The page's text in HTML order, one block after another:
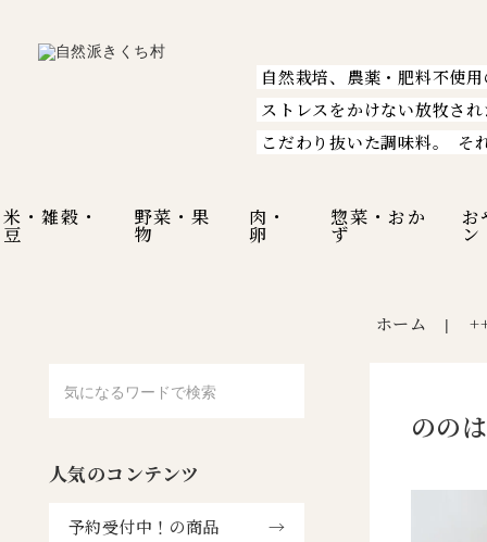
自然栽培、農薬・肥料不使
ストレスをかけない放牧さ
こだわり抜いた調味料。
そ
米・雑穀・
豆
野菜・果
物
肉・
卵
惣菜・おか
ず
お
ン
ホーム |
のの
人気のコンテンツ
予約受付中！の商品